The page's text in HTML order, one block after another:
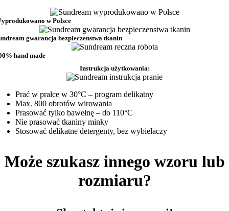
w Polsce
gwarancja bezpieczenstwa tkanin
hand made
Instrukcja użytkowania:
Prać w pralce w 30°C – program delikatny
Max. 800 obrotów wirowania
Prasować tylko bawełnę – do 110°C
Nie prasować tkaniny minky
Stosować delikatne detergenty, bez wybielaczy
Może szukasz innego wzoru lub
rozmiaru?